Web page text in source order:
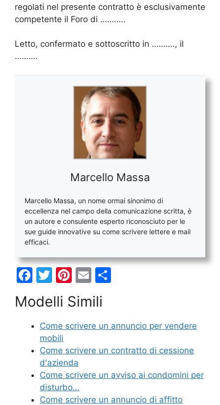
regolati nel presente contratto è esclusivamente
competente il Foro di ………..
Letto, confermato e sottoscritto in ………., il
……….
Marcello Massa
Marcello Massa, un nome ormai sinonimo di
eccellenza nel campo della comunicazione scritta, è
un autore e consulente esperto riconosciuto per le
sue guide innovative su come scrivere lettere e mail
efficaci.
F
c
e
b
o
o
k
T
itt
er
Pi
er
e
E
ai
l
di
di
Modelli Simili
Come scrivere un annuncio per vendere
mobili
Come scrivere un contratto di cessione
d'azienda
Come scrivere un avviso ai condomini per
disturbo…
Come scrivere un annuncio di affitto